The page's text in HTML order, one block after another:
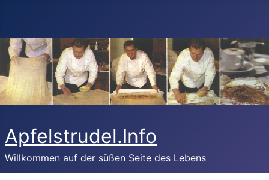
Apfelstrudel.Info
Willkommen auf der süßen Seite des Lebens